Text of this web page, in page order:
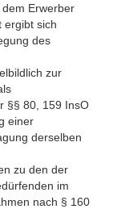
Erwerber
ergibt sich
des
zur
§§ 80, 159 InsO
einer
derselben
zu den der
im
nach § 160